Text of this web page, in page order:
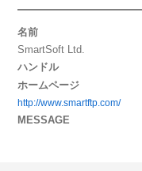
名前
SmartSoft Ltd.
ハンドル
ホームページ
http://www.smartftp.com/
MESSAGE